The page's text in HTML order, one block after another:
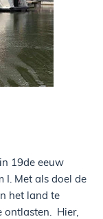
19de eeuw
Met als doel de
het land te
ontlasten. Hier,